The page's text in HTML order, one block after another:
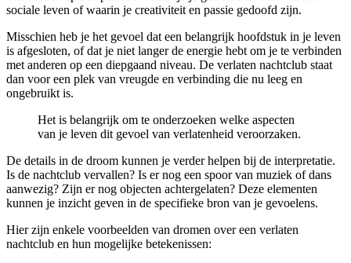
sociale leven of waarin je creativiteit en passie gedoofd zijn.
Misschien heb je het gevoel dat een belangrijk hoofdstuk in je leven
is afgesloten, of dat je niet langer de energie hebt om je te verbinden
met anderen op een diepgaand niveau. De verlaten nachtclub staat
dan voor een plek van vreugde en verbinding die nu leeg en
ongebruikt is.
Het is belangrijk om te onderzoeken welke aspecten
van je leven dit gevoel van verlatenheid veroorzaken.
De details in de droom kunnen je verder helpen bij de interpretatie.
Is de nachtclub vervallen? Is er nog een spoor van muziek of dans
aanwezig? Zijn er nog objecten achtergelaten? Deze elementen
kunnen je inzicht geven in de specifieke bron van je gevoelens.
Hier zijn enkele voorbeelden van dromen over een verlaten
nachtclub en hun mogelijke betekenissen: